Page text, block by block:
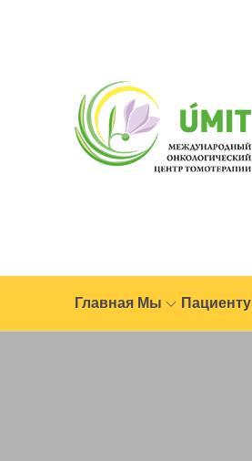
Главная Мы Пациенту